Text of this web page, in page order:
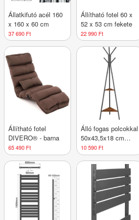
Állatkifutó acél 160
x 160 x 60 cm
37 690 Ft
Állítható fotel 60 x
52 x 53 cm fekete
22 990 Ft
Állítható fotel
DIVERO® - barna
65 490 Ft
Álló fogas polcokkal
50x43,5x18 cm
rusztikus barna
10 590 Ft